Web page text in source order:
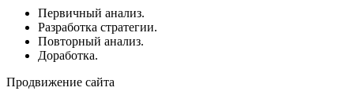
Первичный анализ.
Разработка стратегии.
Повторный анализ.
Доработка.
Продвижение сайта